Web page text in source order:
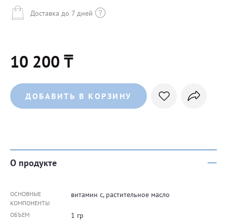
Доставка до 7 дней
10 200 ₸
ДОБАВИТЬ В КОРЗИНУ
О продукте
ОСНОВНЫЕ
КОМПОНЕНТЫ
витамин с, растительное масло
ОБЪЕМ 1 гр